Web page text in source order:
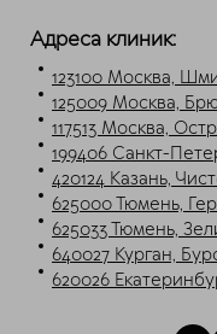
Адреса клиник:
123100 Москва,
125009 Москва,
117513 Москва,
199406 Санкт-
420124 Казань,
625000 Тюмень,
625033 Тюмень,
640027 Курган,
620026